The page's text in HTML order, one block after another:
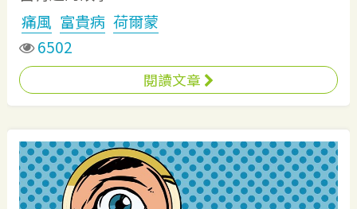
痛風 富貴病 荷爾蒙
6502
閱讀文章